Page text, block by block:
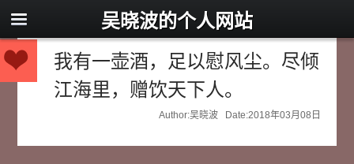
吴晓波的个人网站
我有一壶酒，足以慰风尘。尽倾
江海里，赠饮天下人。
Author:吴晓波 Date:2018年03月08日